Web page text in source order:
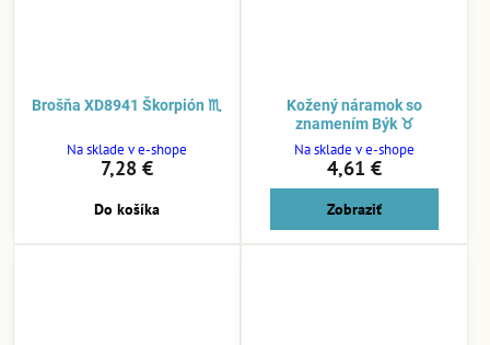
Brošňa XD8941 Škorpión ♏
Na sklade v e-shope
7,28 €
Do košíka
Kožený náramok so
znamením Býk ♉
Na sklade v e-shope
4,61 €
Zobraziť